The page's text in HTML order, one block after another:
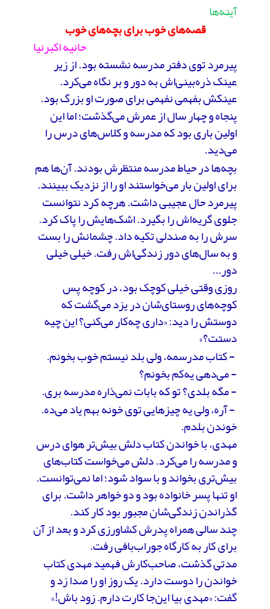
آینه‌ها
قصه‌های خوب برای بچه‌های خوب
حانیه اکبرنیا
پیرمرد توی دفتر مدرسه نشسته بود. از زیر
عینک ذره‌بینی‌اش به دور و بر نگاه می‌کرد.
عینکش بفهمی نفهمی برای صورت او بزرگ بود.
پنجاه و چهار سال از عمرش می‌گذشت؛ اما این
اولین باری بود که مدرسه و کلاس‌های درس را
می‌دید.
بچه‌ها در حیاط مدرسه منتظرش بودند. آن‌ها هم
برای اولین بار می‌خواستند او را از نزدیک ببینند.
پیرمرد حال عجیبی داشت. هرچه کرد نتوانست
جلوی گریه‌اش را بگیرد. اشک‌هایش را پاک کرد.
سرش را به صندلی تکیه داد. چشمانش را بست
و به سال‌های دور زندگی‌اش رفت. خیلی خیلی
دور...
روزی وقتی خیلی کوچک بود، در کوچه پس
کوچه‌های روستای‌شان در یزد می‌گشت که
دوستش را دید: «داری چه‌کار می‌کنی؟ این چیه
دستت؟»
- کتاب مدرسمه، ولی بلد نیستم خوب بخونم.
- می‌دهی یه‌کم بخونم؟
- مگه بلدی؟ تو که بابات نمی‌ذاره مدرسه بری.
- آره، ولی یه چیزهایی توی خونه بهم یاد می‌ده.
خوندن بلدم.
مهدی، با خواندن کتاب دلش بیش‌تر هوای درس
و مدرسه را می‌کرد. دلش می‌خواست کتاب‌های
بیش‌تری بخواند و با سواد شود؛ اما نمی‌توانست.
او تنها پسر خانواده بود و دو خواهر داشت. برای
گذراندن زندگی‌شان‌ مجبور بود کار کند.
چند سالی همراه پدرش کشاورزی کرد و بعد از آن
برای کار به کارگاه جوراب‌بافی رفت.
مدتی گذشت، صاحب‌کارش فهمید مهدی کتاب
خواندن را دوست دارد. یک روز او را صدا زد و
گفت: «مهدی بیا این‌جا کارت دارم. زود باش!»